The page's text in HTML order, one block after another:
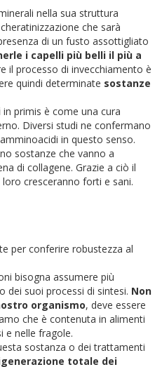
nella sua struttura
che sarà
di un fusto assottigliato
i capelli più belli il più a
il processo di invecchiamento è
quindi determinate sostanze
in primis è come una cura
Diversi studi ne confermano
in questo senso.
sostanze che vanno a
di collagene. Grazie a ciò il
cresceranno forti e sani.
per conferire robustezza al
bisogna assumere più
dei suoi processi di sintesi. Non
organismo, deve essere
che è contenuta in alimenti
e nelle fragole.
sostanza o dei trattamenti
totale dei